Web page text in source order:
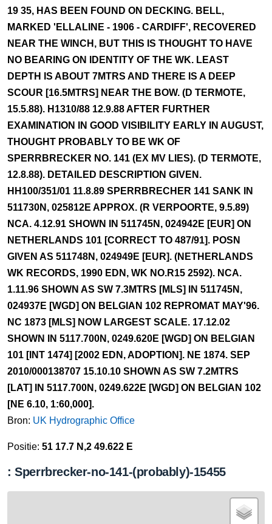
19 35, HAS BEEN FOUND ON DECKING. BELL,
MARKED 'ELLALINE - 1906 - CARDIFF', RECOVERED
NEAR THE WINCH, BUT THIS IS THOUGHT TO HAVE
NO BEARING ON IDENTITY OF THE WK. LEAST
DEPTH IS ABOUT 7MTRS AND THERE IS A DEEP
SCOUR [16.5MTRS] NEAR THE BOW. (D TERMOTE,
15.5.88). H1310/88 12.9.88 AFTER FURTHER
EXAMINATION IN GOOD VISIBILITY EARLY IN AUGUST,
THOUGHT PROBABLY TO BE WK OF
SPERRBRECKER NO. 141 (EX MV LIES). (D TERMOTE,
12.8.88). DETAILED DESCRIPTION GIVEN.
HH100/351/01 11.8.89 SPERRBRECHER 141 SANK IN
511730N, 025812E APPROX. (R VERPOORTE, 9.5.89)
NCA. 4.12.91 SHOWN IN 511745N, 024942E [EUR] ON
NETHERLANDS 101 [CORRECT TO 487/91]. POSN
GIVEN AS 511748N, 024949E [EUR]. (NETHERLANDS
WK RECORDS, 1990 EDN, WK NO.R15 2592). NCA.
1.11.96 SHOWN AS SW 7.3MTRS [MLS] IN 511745N,
024937E [WGD] ON BELGIAN 102 REPROMAT MAY'96.
NC 1873 [MLS] NOW LARGEST SCALE. 17.12.02
SHOWN IN 5117.700N, 0249.620E [WGD] ON BELGIAN
101 [INT 1474] [2002 EDN, ADOPTION]. NE 1874. SEP
2010/000138707 15.10.10 SHOWN AS SW 7.2MTRS
[LAT] IN 5117.700N, 0249.622E [WGD] ON BELGIAN 102
[NE 6.10, 1:60,000].
Bron: UK Hydrographic Office
Positie: 51 17.7 N,2 49.622 E
: Sperrbrecker-no-141-(probably)-15455